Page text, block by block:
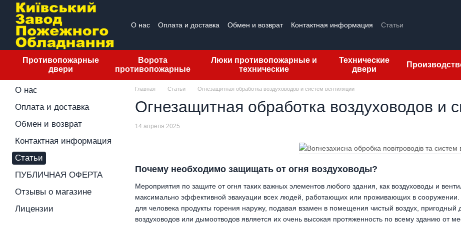
Перейти к основному контенту
О нас Оплата и доставка Обмен и возврат Контактная информация
Статьи
Противопожарные
двери
Ворота
противопожарные
Люки противопожарные и
технические
Технические
двери
Главная Статьи Огнезащитная обработка воздуховодов и систем вентиляции
Огнезащитная обработка воздуховодов и
14 апреля 2025
Почему необходимо защищать от огня воздуховоды?
Мероприятия по защите от огня таких важных элементов любого здания, как воздуховоды и
максимально эффективной эвакуации всех людей, работающих или проживающих в
для человека продукты горения наружу, подавая взамен в помещения чистый воздух,
воздуховодов или дымоотводов является их очень высокая протяженность по всему зданию от
О нас
Оплата и доставка
Обмен и возврат
Контактная информация
Статьи
ПУБЛИЧНАЯ ОФЕРТА
Отзывы о магазине
Лицензии